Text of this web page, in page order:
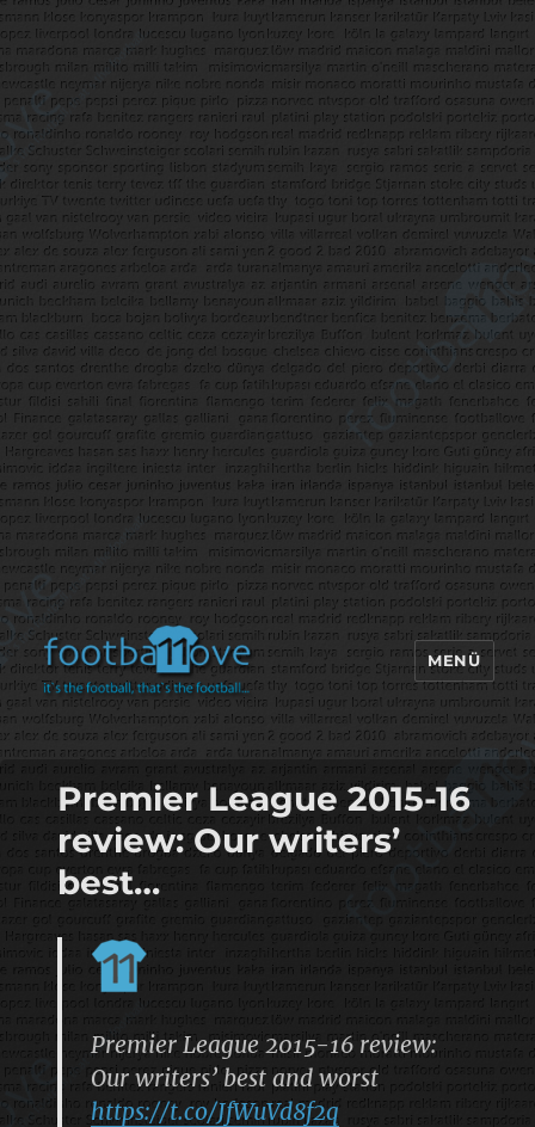
footbaLLove
MENÜ
Premier League 2015-16
review: Our writers’
best…
Premier League 2015-16 review:
Our writers’ best and worst
https://t.co/JfWuVd8f2q